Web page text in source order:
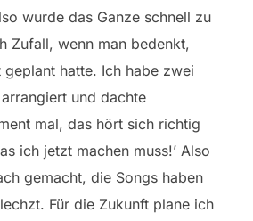
wurde das Ganze schnell zu
Zufall, wenn man bedenkt,
hatte. Ich habe zwei
und dachte
mal, das hört sich richtig
ich jetzt machen muss!’ Also
gemacht, die Songs haben
Für die Zukunft plane ich